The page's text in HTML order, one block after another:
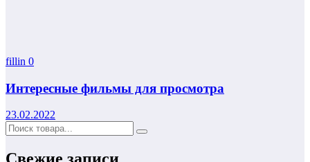
fillin 0
Интересные фильмы для просмотра
23.02.2022